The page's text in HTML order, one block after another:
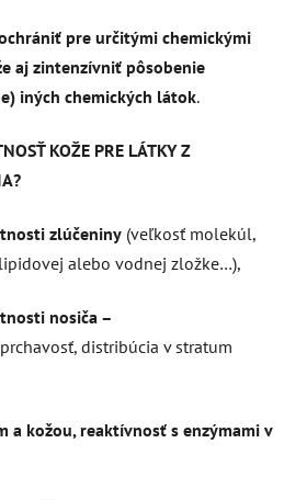
pre určitými chemickými
aj zintenzívniť pôsobenie
iných chemických látok.
KOŽE PRE LÁTKY Z
zlúčeniny (veľkosť molekúl,
alebo vodnej zložke…),
nosiča –
distribúcia v stratum
a kožou, reaktívnosť s enzýmami v